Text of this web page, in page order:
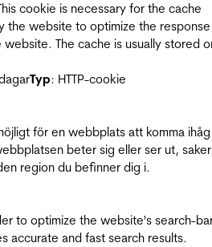
cookie is necessary for the cache
the website to optimize the
The cache is usually stored
Typ: HTTP-cookie
för en webbplats att komma ihåg
beter sig eller ser ut,
region du befinner dig i.
to optimize the website's search-
accurate and fast search results.